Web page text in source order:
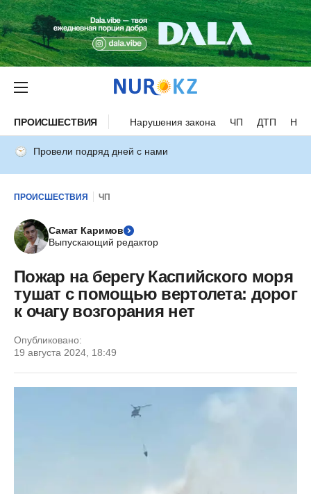
ПРОИСШЕСТВИЯ Нарушения закона ЧП ДТП
Провели подряд дней с нами
ПРОИСШЕСТВИЯ ЧП
Самат Каримов
Выпускающий редактор
Пожар на берегу Каспийского моря
тушат с помощью вертолета: дорог
к очагу возгорания нет
Опубликовано:
19 августа 2024, 18:49